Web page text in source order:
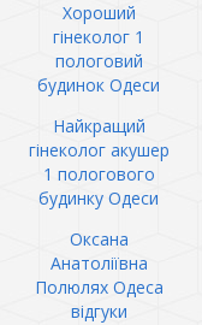
Хороший
гінеколог 1
пологовий
будинок Одеси
Найкращий
гінеколог акушер
1 пологового
будинку Одеси
Оксана
Анатоліївна
Полюлях Одеса
відгуки